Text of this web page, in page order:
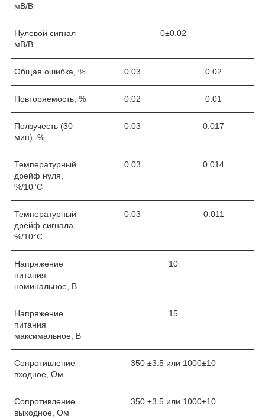
мВ/В
Нулевой сигнал
мВ/В
0±0.02
Общая ошибка, % 0.03 0.02
Повторяемость, % 0.02 0.01
Ползучесть (30
мин), %
0.03 0.017
Температурный
дрейф нуля,
%/10°C
0.03 0.014
Температурный
дрейф сигнала,
%/10°C
0.03 0.011
Напряжение
питания
номинальное, В
10
Напряжение
питания
максимальное, В
15
Сопротивление
входное, Ом
350 ±3.5 или 1000±10
Сопротивление
выходное, Ом
350 ±3.5 или 1000±10